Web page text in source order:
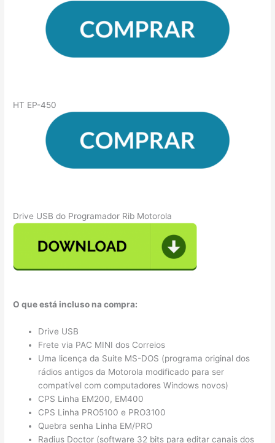
HT EP-450
Drive USB do Programador Rib Motorola
O que está incluso na compra:
Drive USB
Frete via PAC MINI dos Correios
Uma licença da Suite MS-DOS (programa original dos
rádios antigos da Motorola modificado para ser
compatível com computadores Windows novos)
CPS Linha EM200, EM400
CPS Linha PRO5100 e PRO3100
Quebra senha Linha EM/PRO
Radius Doctor (software 32 bits para editar canais dos